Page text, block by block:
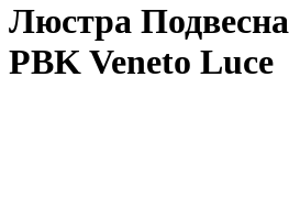
Люстра
PBK Veneto Luce